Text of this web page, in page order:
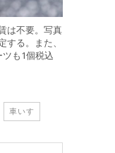
は不要。写真
する。また、
も1個税込
車いす